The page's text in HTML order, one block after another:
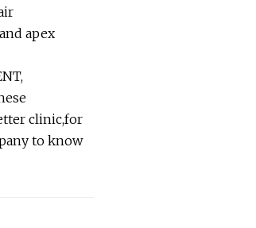
apex
clinic,for
to know